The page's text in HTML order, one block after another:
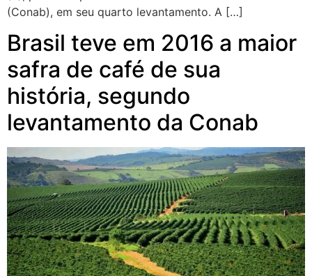
(Conab), em seu quarto levantamento. A […]
Brasil teve em 2016 a maior
safra de café de sua
história, segundo
levantamento da Conab